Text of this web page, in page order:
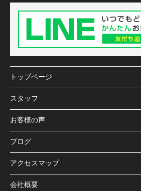
トップページ
スタッフ
お客様の声
ブログ
アクセスマップ
会社概要